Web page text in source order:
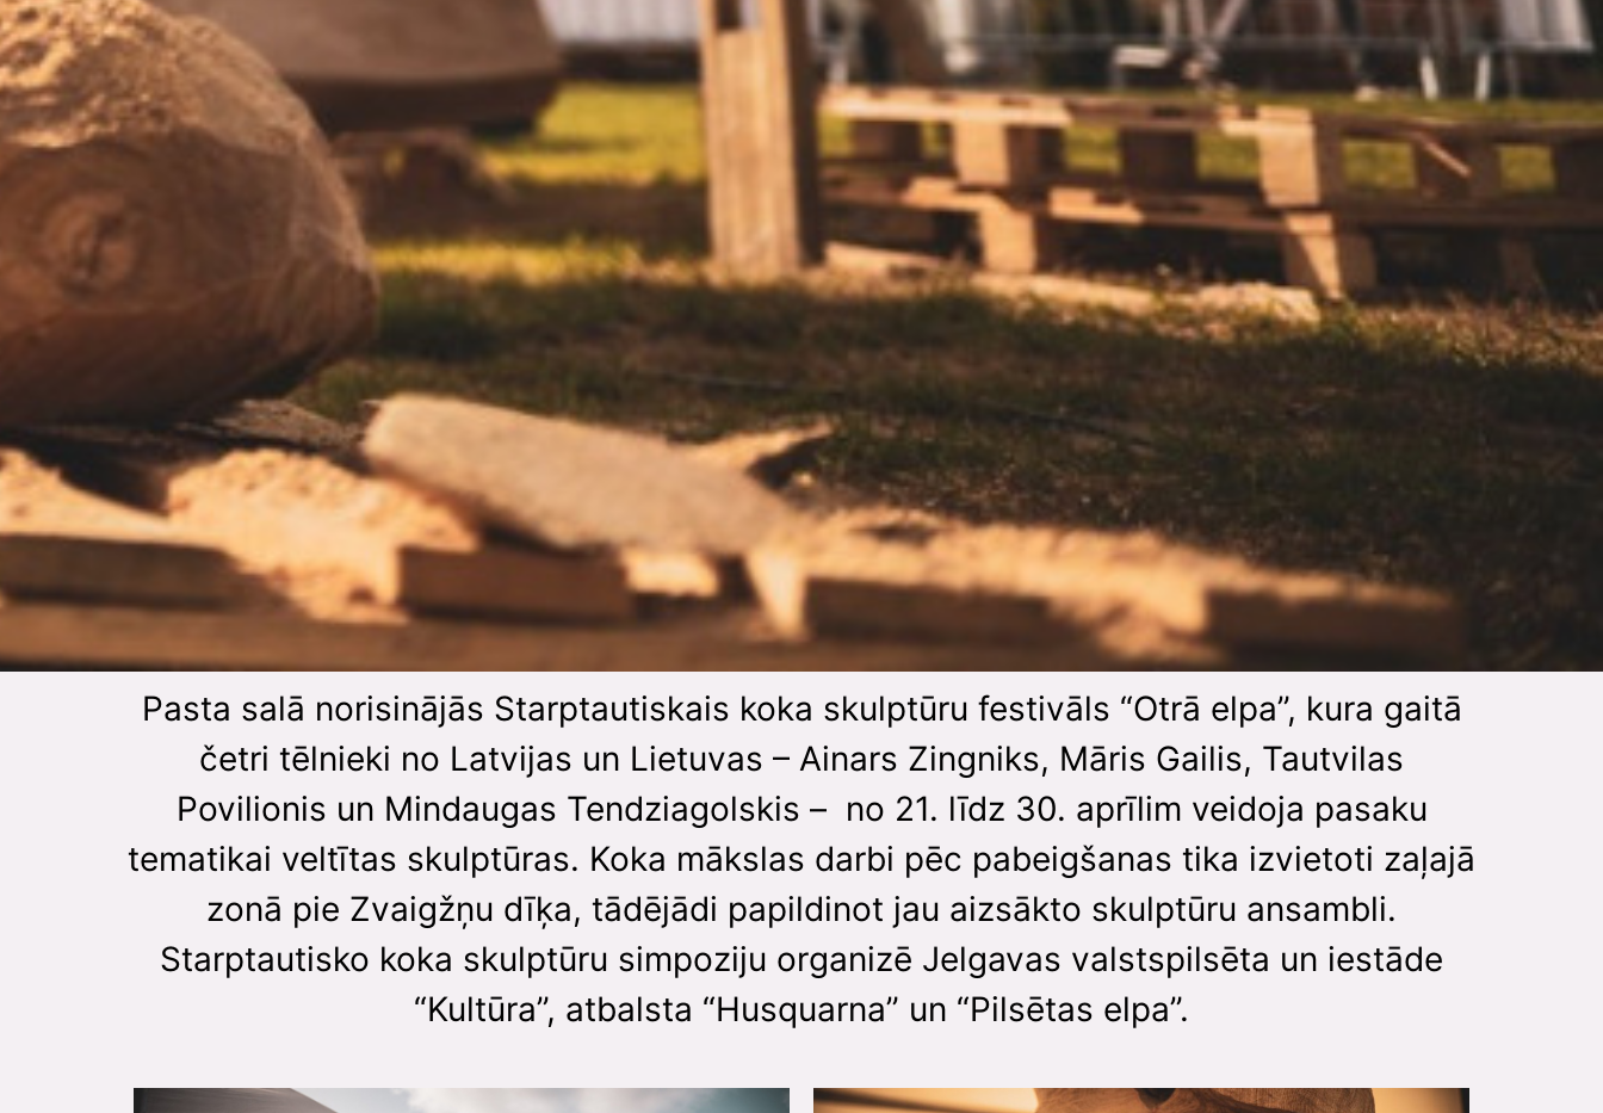
Pasta salā norisinājās Starptautiskais koka skulptūru festivāls “Otrā elpa”, kura gaitā
četri tēlnieki no Latvijas un Lietuvas – Ainars Zingniks, Māris Gailis, Tautvilas
Povilionis un Mindaugas Tendziagolskis – no 21. līdz 30. aprīlim veidoja pasaku
tematikai veltītas skulptūras. Koka mākslas darbi pēc pabeigšanas tika izvietoti zaļajā
zonā pie Zvaigžņu dīķa, tādējādi papildinot jau aizsākto skulptūru ansambli.
Starptautisko koka skulptūru simpoziju organizē Jelgavas valstspilsēta un iestāde
“Kultūra”, atbalsta “Husquarna” un “Pilsētas elpa”.